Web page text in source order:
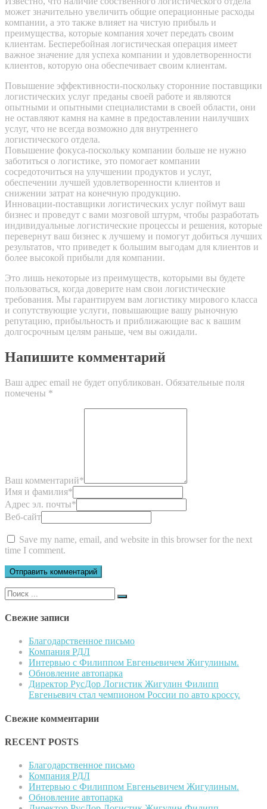
может значительно увеличить общие операционные расходы
компании, а это также влияет на чистую прибыль и
преимущества, которые компания хочет передать своим
клиентам. Бесперебойная логистическая операция имеет
важное значение для успеха компании и удовлетворенности
клиентов, которую она обеспечивает своим клиентам.
Повышение эффективности-поскольку сторонние поставщики
логистических услуг преданы своей работе и являются
опытными и опытными специалистами в своей области, они
не оставляют камня на камне в предоставлении наилучших
услуг, что не всегда возможно для внутреннего
логистического отдела.
Повышение фокуса-поскольку компании больше не нужно
заботиться о логистике, это помогает компании
сосредоточиться на улучшении продуктов и услуг,
обеспечении лучшей удовлетворенности клиентов и
снижении затрат на конечную продукцию.
Инновации-поставщики логистических услуг поймут ваш
бизнес и проведут с вами мозговой штурм, чтобы разработать
индивидуальные логистические процессы и решения, которые
перевернут ваш бизнес к лучшему и помогут добиться лучших
результатов, что приведет к большим выгодам для клиентов и
более высокой прибыли для компании.
Это лишь некоторые из преимуществ, которыми вы будете
пользоваться, когда доверите нам свои логистические
требования. Мы гарантируем вам логистику мирового класса
и сопутствующие услуги, повышающие вашу рыночную
репутацию, прибыльность и приближающие вас к вашим
долгосрочным целям раньше, чем вы ожидали.
Напишите комментарий
Ваш адрес email не будет опубликован. Обязательные поля
помечены *
Ваш комментарий*
Имя и фамилия*
Адрес эл. почты*
Веб-сайт
Save my name, email, and website in this browser for the next
time I comment.
Поиск
для:
Свежие записи
Благодарственное письмо
Компания РДЛ
Интервью с Филиппом Евгеньевичем Жигулиным.
Обновление автопарка
Директор РусДор Логистик Жигулин Филипп
Евгеньевич стал чемпионом России по авто кроссу.
Свежие комментарии
RECENT POSTS
Благодарственное письмо
Компания РДЛ
Интервью с Филиппом Евгеньевичем Жигулиным.
Обновление автопарка